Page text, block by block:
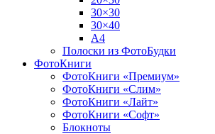
30×30
30×40
A4
Полоски из ФотоБудки
ФотоКниги
ФотоКниги «Премиум»
ФотоКниги «Слим»
ФотоКниги «Лайт»
ФотоКниги «Софт»
Блокноты